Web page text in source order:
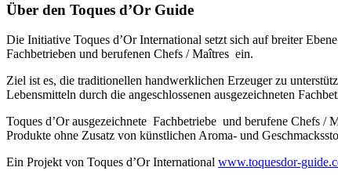
Über den Toques d’Or Guide
Die Initiative Toques d’Or International setzt sich auf breiter
Fachbetrieben und berufenen Chefs / Maîtres ein.
Ziel ist es, die traditionellen handwerklichen Erzeuger zu
Lebensmitteln durch die angeschlossenen ausgezeichneten
Toques d’Or ausgezeichnete Fachbetriebe und berufene Chefs
Produkte ohne Zusatz von künstlichen Aroma- und
Ein Projekt von Toques d’Or International www.toquesdor-